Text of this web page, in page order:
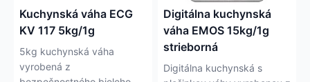
Kuchynská váha ECG
KV 117 5kg/1g
5kg kuchynská váha
vyrobená z
Digitálna kuchynská
váha EMOS 15kg/1g
strieborná
Digitálna kuchynská s